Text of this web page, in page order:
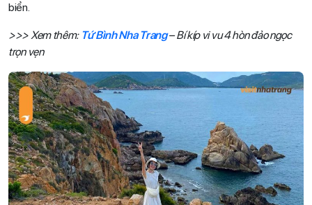
biển.
>>> Xem thêm: Tứ Bình Nha Trang– Bí kíp vi vu 4 hòn đảo ngọc
trọn vẹn